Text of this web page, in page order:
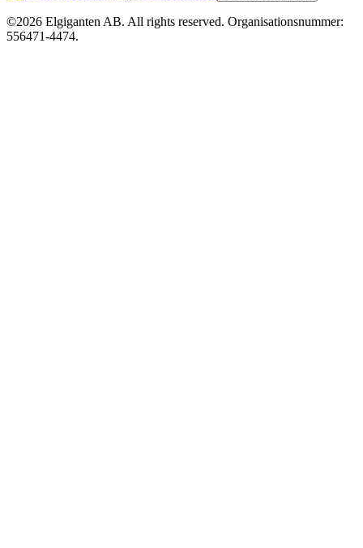
©2026 Elgiganten AB. All rights reserved. Organisationsnummer:
556471-4474.